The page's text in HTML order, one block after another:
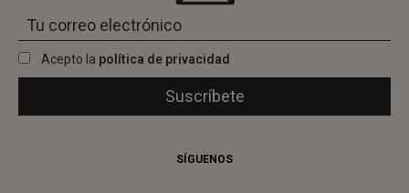
Acepto la política de privacidad
SÍGUENOS